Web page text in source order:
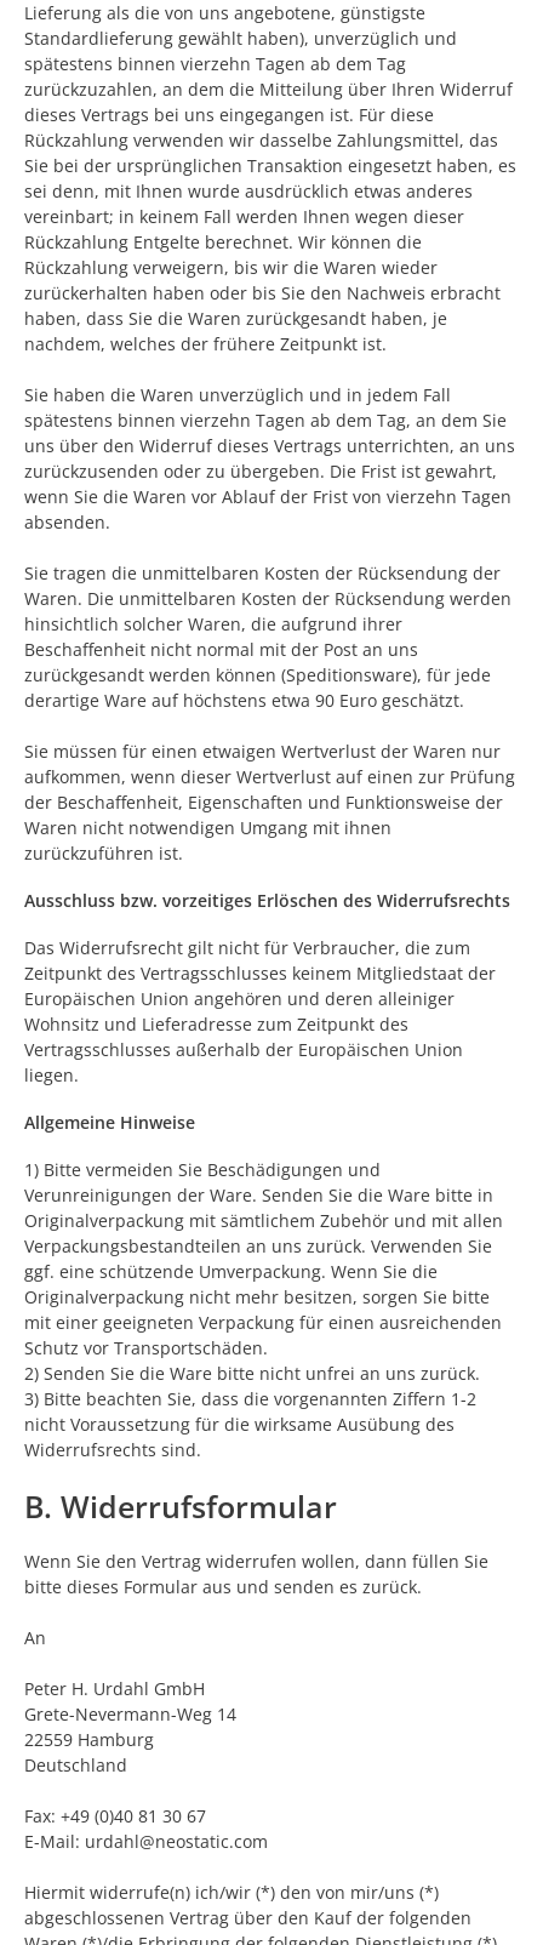
Lieferung als die von uns angebotene, günstigste
Standardlieferung gewählt haben), unverzüglich und
spätestens binnen vierzehn Tagen ab dem Tag
zurückzuzahlen, an dem die Mitteilung über Ihren Widerruf
dieses Vertrags bei uns eingegangen ist. Für diese
Rückzahlung verwenden wir dasselbe Zahlungsmittel, das
Sie bei der ursprünglichen Transaktion eingesetzt haben, es
sei denn, mit Ihnen wurde ausdrücklich etwas anderes
vereinbart; in keinem Fall werden Ihnen wegen dieser
Rückzahlung Entgelte berechnet. Wir können die
Rückzahlung verweigern, bis wir die Waren wieder
zurückerhalten haben oder bis Sie den Nachweis erbracht
haben, dass Sie die Waren zurückgesandt haben, je
nachdem, welches der frühere Zeitpunkt ist.
Sie haben die Waren unverzüglich und in jedem Fall
spätestens binnen vierzehn Tagen ab dem Tag, an dem Sie
uns über den Widerruf dieses Vertrags unterrichten, an uns
zurückzusenden oder zu übergeben. Die Frist ist gewahrt,
wenn Sie die Waren vor Ablauf der Frist von vierzehn Tagen
absenden.
Sie tragen die unmittelbaren Kosten der Rücksendung der
Waren. Die unmittelbaren Kosten der Rücksendung werden
hinsichtlich solcher Waren, die aufgrund ihrer
Beschaffenheit nicht normal mit der Post an uns
zurückgesandt werden können (Speditionsware), für jede
derartige Ware auf höchstens etwa 90 Euro geschätzt.
Sie müssen für einen etwaigen Wertverlust der Waren nur
aufkommen, wenn dieser Wertverlust auf einen zur Prüfung
der Beschaffenheit, Eigenschaften und Funktionsweise der
Waren nicht notwendigen Umgang mit ihnen
zurückzuführen ist.
Ausschluss bzw. vorzeitiges Erlöschen des Widerrufsrechts
Das Widerrufsrecht gilt nicht für Verbraucher, die zum
Zeitpunkt des Vertragsschlusses keinem Mitgliedstaat der
Europäischen Union angehören und deren alleiniger
Wohnsitz und Lieferadresse zum Zeitpunkt des
Vertragsschlusses außerhalb der Europäischen Union
liegen.
Allgemeine Hinweise
1) Bitte vermeiden Sie Beschädigungen und
Verunreinigungen der Ware. Senden Sie die Ware bitte in
Originalverpackung mit sämtlichem Zubehör und mit allen
Verpackungsbestandteilen an uns zurück. Verwenden Sie
ggf. eine schützende Umverpackung. Wenn Sie die
Originalverpackung nicht mehr besitzen, sorgen Sie bitte
mit einer geeigneten Verpackung für einen ausreichenden
Schutz vor Transportschäden.
2) Senden Sie die Ware bitte nicht unfrei an uns zurück.
3) Bitte beachten Sie, dass die vorgenannten Ziffern 1-2
nicht Voraussetzung für die wirksame Ausübung des
Widerrufsrechts sind.
B. Widerrufsformular
Wenn Sie den Vertrag widerrufen wollen, dann füllen Sie
bitte dieses Formular aus und senden es zurück.
An
Peter H. Urdahl GmbH
Grete-Nevermann-Weg 14
22559 Hamburg
Deutschland
Fax: +49 (0)40 81 30 67
E-Mail: urdahl@neostatic.com
Hiermit widerrufe(n) ich/wir (*) den von mir/uns (*)
abgeschlossenen Vertrag über den Kauf der folgenden